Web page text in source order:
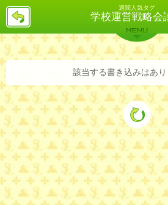
週間人気タグ
学校運営戦略会
戻
バックナンバー 詳細検索 ランキ
MENU
該当する書き込みはあり